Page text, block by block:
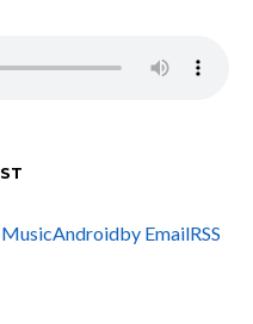
Androidby EmailRSS